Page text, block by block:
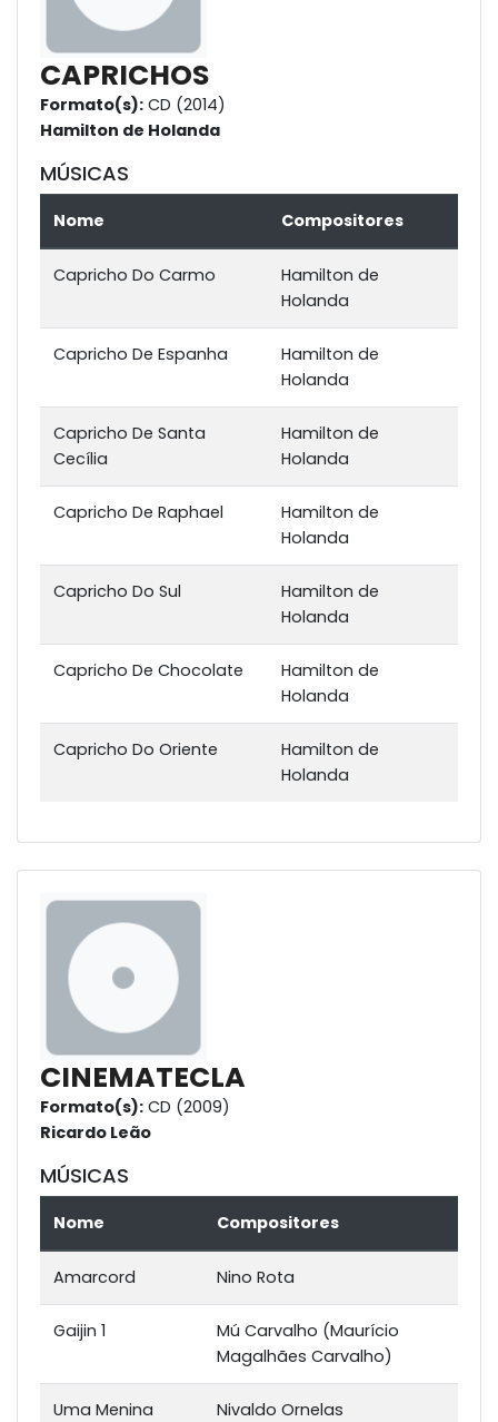
CAPRICHOS
Formato(s): CD (2014)
Hamilton de Holanda
MÚSICAS
Nome Compositores
Capricho Do Carmo
Hamilton de
Holanda
Capricho De Espanha
Hamilton de
Holanda
Capricho De Santa
Cecília
Hamilton de
Holanda
Capricho De Raphael
Hamilton de
Holanda
Capricho Do Sul
Hamilton de
Holanda
Capricho De Chocolate
Hamilton de
Holanda
Capricho Do Oriente
Hamilton de
Holanda
CINEMATECLA
Formato(s): CD (2009)
Ricardo Leão
MÚSICAS
Nome Compositores
Amarcord Nino Rota
Gaijin 1
Mú Carvalho (Maurício
Magalhães Carvalho)
Uma Menina
Nivaldo Ornelas